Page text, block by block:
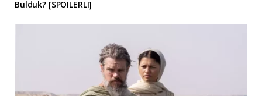
Bulduk? [SPOILERLI]